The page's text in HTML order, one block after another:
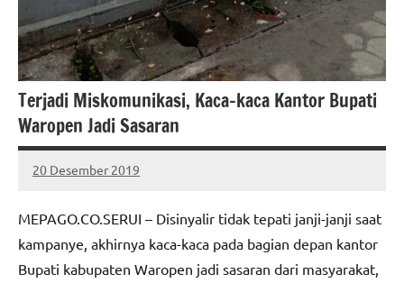
Terjadi Miskomunikasi, Kaca-kaca Kantor Bupati
Waropen Jadi Sasaran
20 Desember 2019
MEPAGO
No
MEPAGO.CO.SERUI – Disinyalir tidak tepati janji-janji saat
kampanye, akhirnya kaca-kaca pada bagian depan kantor
Bupati kabupaten Waropen jadi sasaran dari masyarakat,